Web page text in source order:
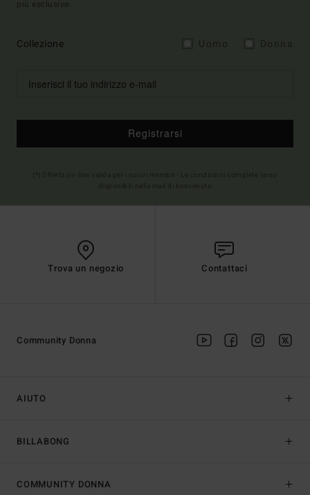
più esclusive.
Collezione
Registrarsi
Trova un negozio Contattaci
AIUTO
BILLABONG
Community Donna
COMMUNITY DONNA